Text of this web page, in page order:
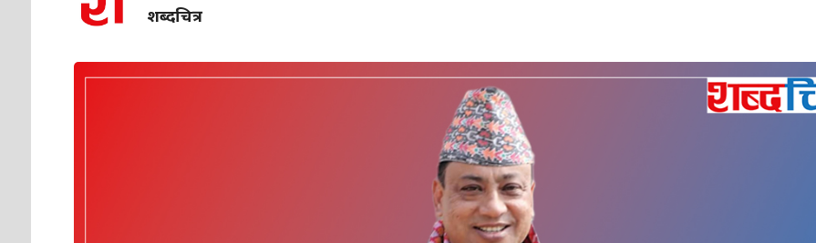
शब्दचित्र